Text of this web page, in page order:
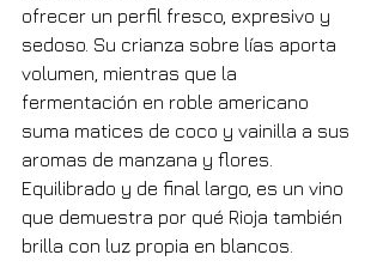
ofrecer un perfil fresco, expresivo y
sedoso. Su crianza sobre lías aporta
volumen, mientras que la
fermentación en roble americano
suma matices de coco y vainilla a sus
aromas de manzana y flores.
Equilibrado y de final largo, es un vino
que demuestra por qué Rioja también
brilla con luz propia en blancos.